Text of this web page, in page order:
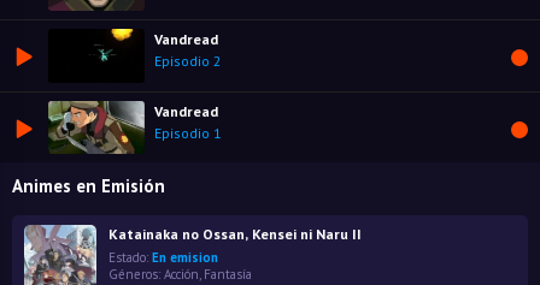
Vandread
Episodio 2
Vandread
Episodio 1
Animes en Emisión
Katainaka no Ossan, Kensei ni Naru II
Estado: En emision
Géneros: Acción, Fantasía